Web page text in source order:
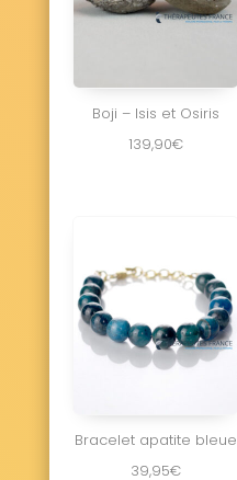
Boji – Isis et Osiris
139,90€
Bracelet apatite bleue
39,95€